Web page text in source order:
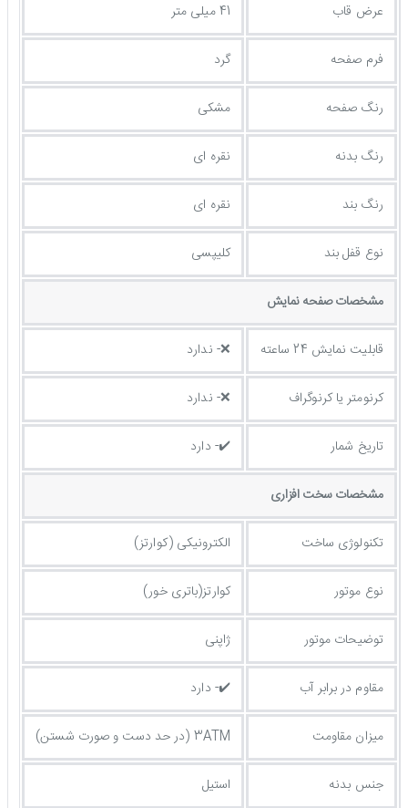
عرض قاب 41 میلی متر
فرم صفحه گرد
رنگ صفحه مشکی
رنگ بدنه نقره ای
رنگ بند نقره ای
نوع قفل بند کلیپسی
مشخصات صفحه نمايش
قابلیت نمایش 24 ساعته ❌- ندارد
کرنومتر یا کرنوگراف ❌- ندارد
تاریخ شمار ✔️- دارد
مشخصات سخت افزاری
تکنولوژی ساخت الکترونیکی (کوارتز)
نوع موتور کوارتز(باتری خور)
توضیحات موتور ژاپنی
مقاوم در برابر آب ✔️- دارد
میزان مقاومت 3ATM (در حد دست و صورت شستن)
جنس بدنه استیل